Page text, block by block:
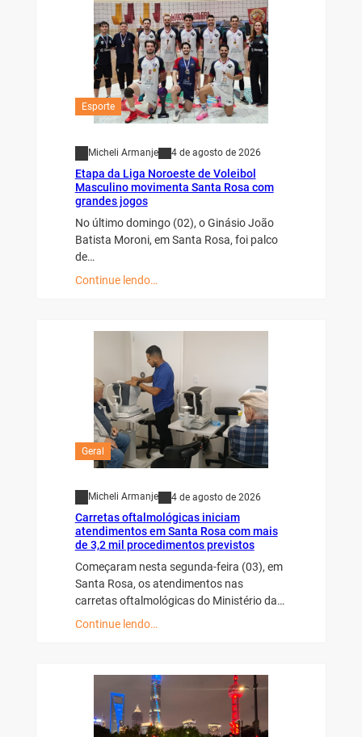
Esporte
Micheli Armanje 4 de agosto de 2026
Etapa da Liga Noroeste de Voleibol
Masculino movimenta Santa Rosa com
grandes jogos
No último domingo (02), o Ginásio João
Batista Moroni, em Santa Rosa, foi palco
de…
Continue lendo…
Geral
Micheli Armanje 4 de agosto de 2026
Carretas oftalmológicas iniciam
atendimentos em Santa Rosa com mais
de 3,2 mil procedimentos previstos
Começaram nesta segunda-feira (03), em
Santa Rosa, os atendimentos nas
carretas oftalmológicas do Ministério da…
Continue lendo…